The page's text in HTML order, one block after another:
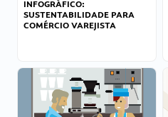
INFOGRÁFICO:
SUSTENTABILIDADE PARA
COMÉRCIO VAREJISTA